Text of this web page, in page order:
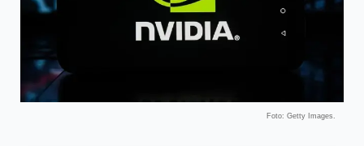
Foto: Getty Images.